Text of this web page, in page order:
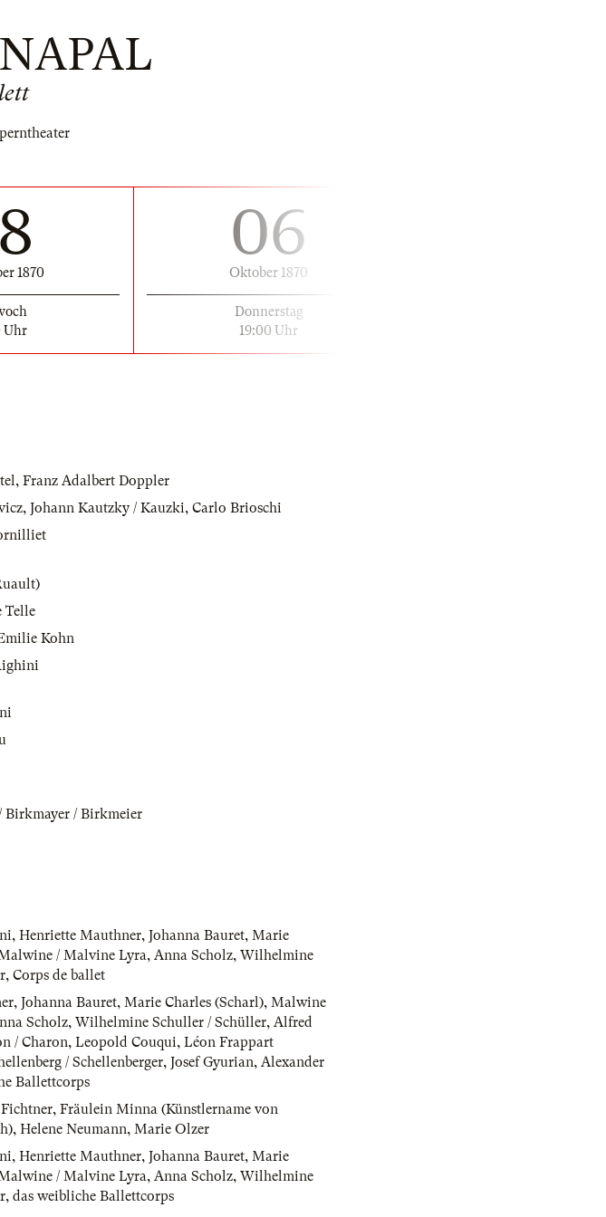
1870
Uhr
06
Oktober 1870
Donnerstag
19:00 Uhr
, Franz Adalbert Doppler
, Johann Kautzky / Kauzki, Carlo Brioschi
Telle
Kohn
/ Birkmeier
, Henriette Mauthner, Johanna Bauret, Marie
/ Malvine Lyra, Anna Scholz, Wilhelmine
, Corps de ballet
, Johanna Bauret, Marie Charles (Scharl), Malwine
Scholz, Wilhelmine Schuller / Schüller, Alfred
/ Charon, Leopold Couqui, Léon Frappart
/ Schellenberger, Josef Gyurian, Alexander
Ballettcorps
, Fräulein Minna (Künstlername von
, Helene Neumann, Marie Olzer
, Henriette Mauthner, Johanna Bauret, Marie
/ Malvine Lyra, Anna Scholz, Wilhelmine
, das weibliche Ballettcorps